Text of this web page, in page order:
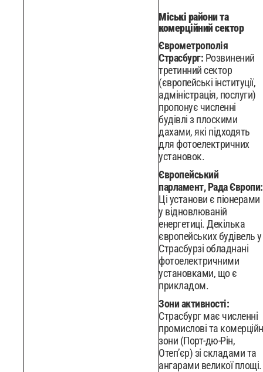
Міські райони та
комерційний сектор
Єврометрополія
Страсбург: Розвинений
третинний сектор
(європейські інституції,
адміністрація, послуги)
пропонує численні
будівлі з плоскими
дахами, які підходять
для фотоелектричних
установок.
Європейський
парламент, Рада Європи:
Ці установи є піонерами
у відновлюваній
енергетиці. Декілька
європейських будівель у
Страсбурзі обладнані
фотоелектричними
установками, що є
прикладом.
Зони активності:
Страсбург має численні
промислові та
зони (Порт-дю-Рін,
Отеп’єр) зі складами та
ангарами великої площі.